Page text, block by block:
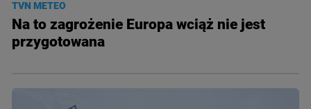
TVN METEO
Na to zagrożenie Europa wciąż nie jest
przygotowana